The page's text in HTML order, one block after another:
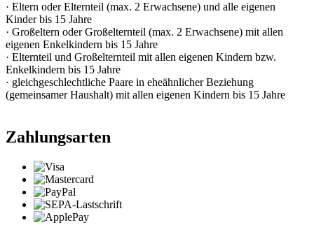
· Eltern oder Elternteil (max. 2 Erwachsene) und alle eigenen
Kinder bis 15 Jahre
· Großeltern oder Großelternteil (max. 2 Erwachsene) mit allen
eigenen Enkelkindern bis 15 Jahre
· Elternteil und Großelternteil mit allen eigenen Kindern bzw.
Enkelkindern bis 15 Jahre
· gleichgeschlechtliche Paare in eheähnlicher Beziehung
(gemeinsamer Haushalt) mit allen eigenen Kindern bis 15 Jahre
Zahlungsarten